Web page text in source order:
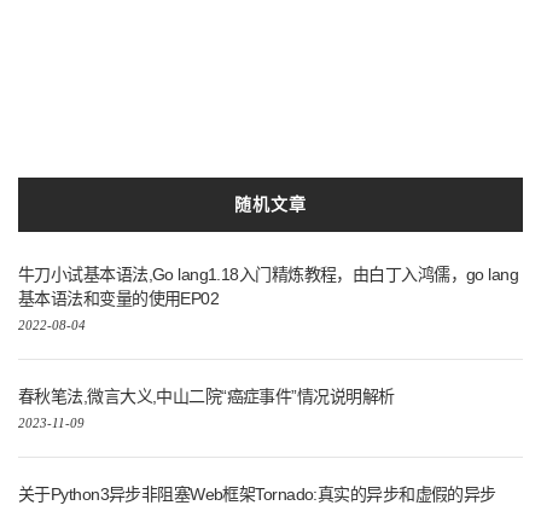
随机文章
牛刀小试基本语法,Go lang1.18入门精炼教程，由白丁入鸿儒，go lang
基本语法和变量的使用EP02
2022-08-04
春秋笔法,微言大义,中山二院“癌症事件”情况说明解析
2023-11-09
关于Python3异步非阻塞Web框架Tornado:真实的异步和虚假的异步